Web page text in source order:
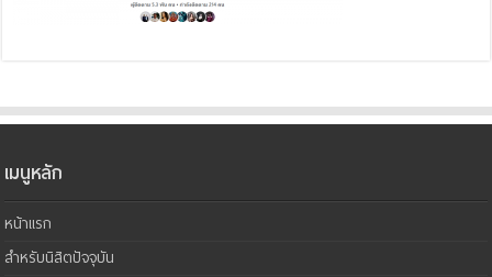
เมนูหลัก
หน้าแรก
สำหรับนิสิตปัจจุบัน